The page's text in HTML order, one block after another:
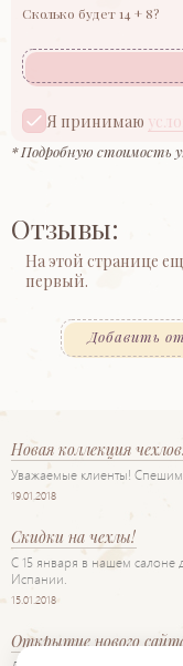
Сколько будет 14 + 8?
Я принимаю
* Подробную стоимость
Отзывы:
На этой странице
первый.
Добавить
Новая коллекция
Уважаемые клиенты! Спешим
19.01.2018
Скидки на чехлы!
С 15 января в нашем салоне
Испании.
15.01.2018
Открытие нового